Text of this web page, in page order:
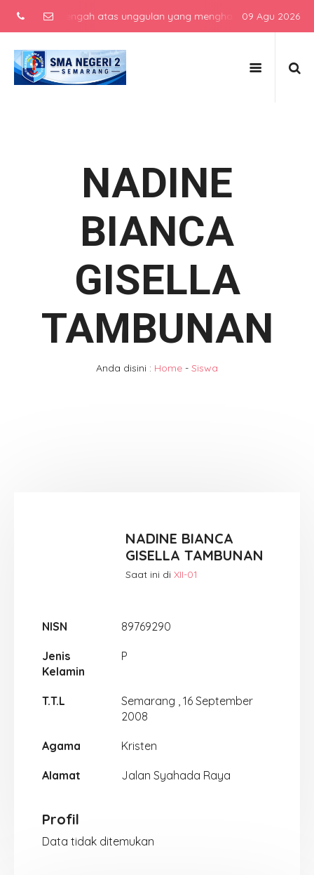
menengah atas unggulan yang menghasilkan lulusan
09 Agu 2026
NADINE
BIANCA
GISELLA
TAMBUNAN
Anda disini : Home - Siswa
NADINE BIANCA
GISELLA TAMBUNAN
Saat ini di XII-01
NISN 89769290
Jenis
Kelamin
P
T.T.L
Semarang , 16 September
2008
Agama Kristen
Alamat Jalan Syahada Raya
Profil
Data tidak ditemukan